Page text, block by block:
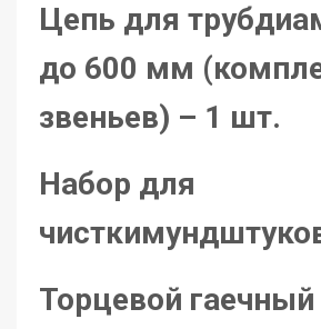
Цепь для
до 600 мм
звеньев) – 1 шт.
Набор для
Торцевой